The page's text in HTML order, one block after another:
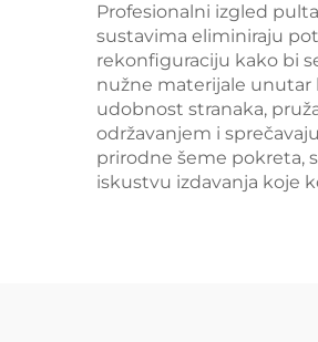
Profesionalni izgled
sustavima eliminiraju
rekonfiguraciju kako bi
nužne materijale unutar
udobnost stranaka,
održavanjem i
prirodne šeme pokreta,
iskustvu izdavanja koje